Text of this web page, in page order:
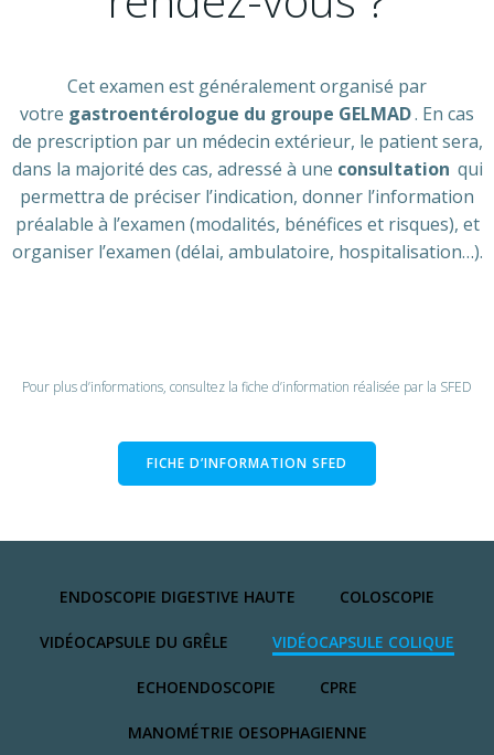
Cet examen est généralement organisé par
votre gastroentérologue du groupe GELMAD. En cas
de prescription par un médecin extérieur, le patient sera,
dans la majorité des cas, adressé à une consultation qui
permettra de préciser l’indication, donner l’information
préalable à l’examen (modalités, bénéfices et risques), et
organiser l’examen (délai, ambulatoire, hospitalisation…).
Pour plus d’informations, consultez la fiche d’information réalisée par la SFED
FICHE D’INFORMATION SFED
ENDOSCOPIE DIGESTIVE HAUTE COLOSCOPIE
VIDÉOCAPSULE DU GRÊLE VIDÉOCAPSULE COLIQUE
ECHOENDOSCOPIE CPRE
MANOMÉTRIE OESOPHAGIENNE